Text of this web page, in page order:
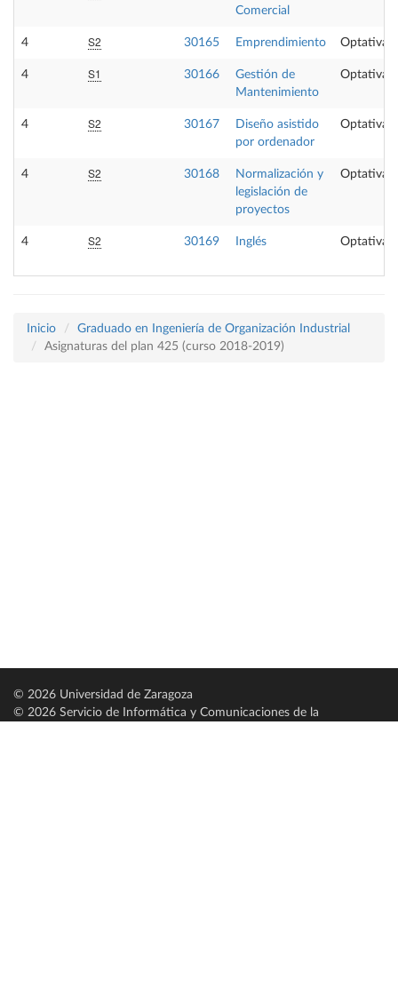
Comercial
4 S2 30165 Emprendimiento Optativa
4 S1 30166
Gestión de
Mantenimiento
Optativa
4 S2 30167
Diseño asistido
por ordenador
Optativa
4 S2 30168
Normalización y
legislación de
proyectos
Optativa
4 S2 30169 Inglés Optativa
Inicio
Graduado en Ingeniería de Organización Industrial
Asignaturas del plan 425 (curso 2018-2019)
© 2026 Universidad de Zaragoza
© 2026 Servicio de Informática y Comunicaciones de la